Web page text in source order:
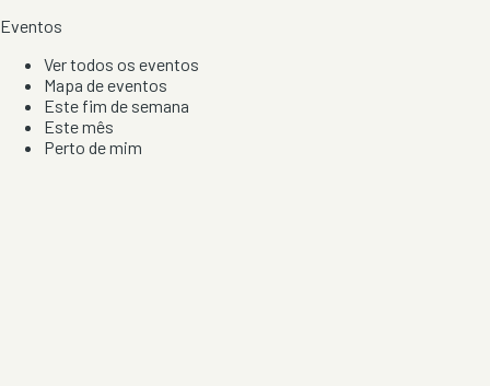
Eventos
Ver todos os eventos
Mapa de eventos
Este fim de semana
Este mês
Perto de mim